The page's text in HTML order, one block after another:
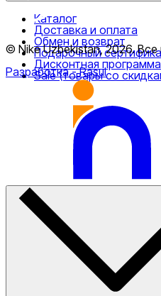
Каталог
Доставка и оплата
Обмен и возврат
Подарочный
Дисконтная программа
Sale (товары со
© Nike Uzbekistan,2026.Все
Разработка- Rasul